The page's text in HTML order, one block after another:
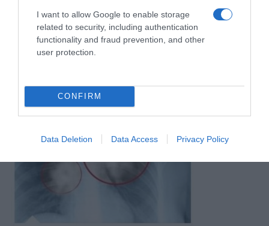
I want to allow Google to enable storage
related to security, including authentication
functionality and fraud prevention, and other
user protection.
CONFIRM
Data Deletion Data Access Privacy Policy
članaka
RELATED POSTS